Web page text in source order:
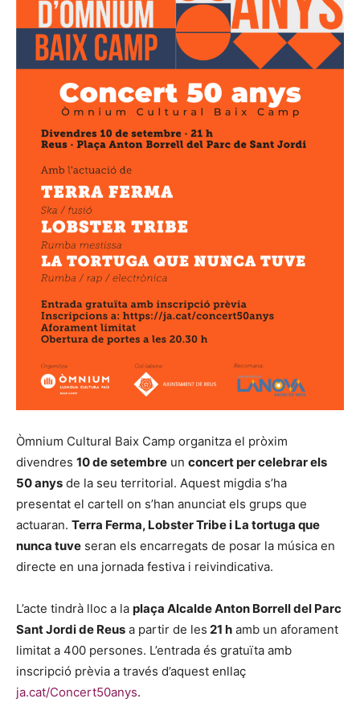
Òmnium Cultural Baix Camp organitza el pròxim
divendres 10 de setembre un concert per celebrar els
50 anys de la seu territorial. Aquest migdia s’ha
presentat el cartell on s’han anunciat els grups que
actuaran. Terra Ferma, Lobster Tribe i La tortuga que
nunca tuve seran els encarregats de posar la música en
directe en una jornada festiva i reivindicativa.
L’acte tindrà lloc a la plaça Alcalde Anton Borrell del Parc
Sant Jordi de Reus a partir de les 21 h amb un aforament
limitat a 400 persones. L’entrada és gratuïta amb
inscripció prèvia a través d’aquest enllaç
ja.cat/Concert50anys.